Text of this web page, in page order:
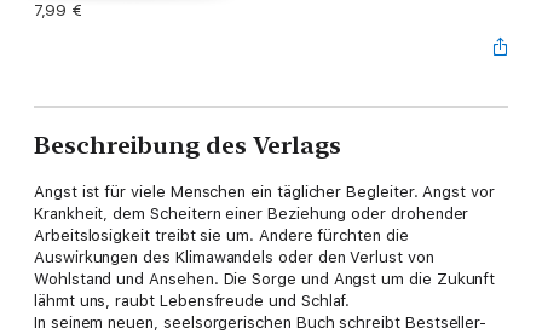
7,99 €
Beschreibung des Verlags
Angst ist für viele Menschen ein täglicher Begleiter. Angst vor
Krankheit, dem Scheitern einer Beziehung oder drohender
Arbeitslosigkeit treibt sie um. Andere fürchten die
Auswirkungen des Klimawandels oder den Verlust von
Wohlstand und Ansehen. Die Sorge und Angst um die Zukunft
lähmt uns, raubt Lebensfreude und Schlaf.
In seinem neuen, seelsorgerischen Buch schreibt Bestseller-